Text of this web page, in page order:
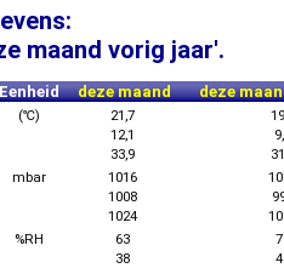
maand vorig jaar'.
Eenheid deze maand deze
(℃) 21,7
12,1
33,9
mbar 1016
1008
1024
%RH 63
38